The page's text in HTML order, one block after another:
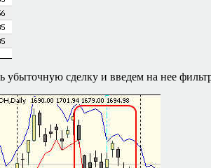
сделку и введем на нее